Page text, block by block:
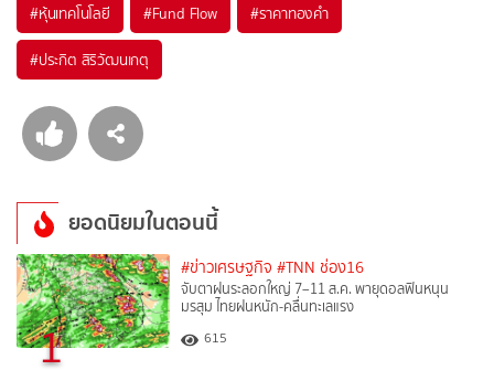
#หุ้นเทคโนโลยี #Fund Flow #ราคาทองคำ
#ประกิต สิริวัฒนเกตุ
ยอดนิยมในตอนนี้
1
#ข่าวเศรษฐกิจ #TNN ช่อง16
จับตาฝนระลอกใหญ่ 7–11 ส.ค. พายุดอลฟินหนุน
มรสุม ไทยฝนหนัก-คลื่นทะเลแรง
615